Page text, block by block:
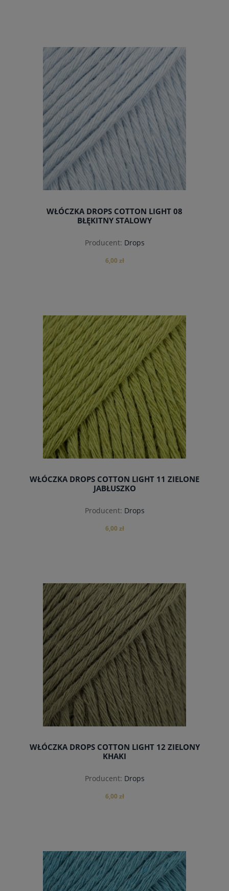
do koszyka
WŁÓCZKA DROPS COTTON LIGHT 08
BŁĘKITNY STALOWY
Producent: Drops
6,00 zł
do koszyka
WŁÓCZKA DROPS COTTON LIGHT 11 ZIELONE
JABŁUSZKO
Producent: Drops
6,00 zł
do koszyka
WŁÓCZKA DROPS COTTON LIGHT 12 ZIELONY
KHAKI
Producent: Drops
6,00 zł
do koszyka